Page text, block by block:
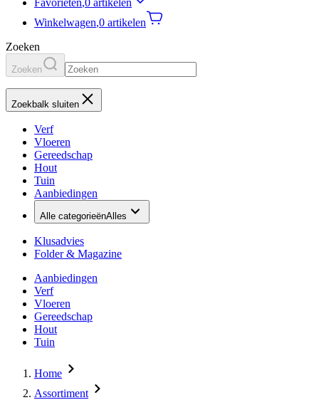
Favorieten,0 artikelen
Winkelwagen,0 artikelen
Zoeken
Zoeken
Zoekbalk sluiten
Verf
Vloeren
Gereedschap
Hout
Tuin
Aanbiedingen
Alle categorieënAlles
Klusadvies
Folder & Magazine
Aanbiedingen
Verf
Vloeren
Gereedschap
Hout
Tuin
Home
Assortiment